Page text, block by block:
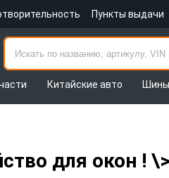
Пункты выдачи
Китайские авто Шины
для окон !